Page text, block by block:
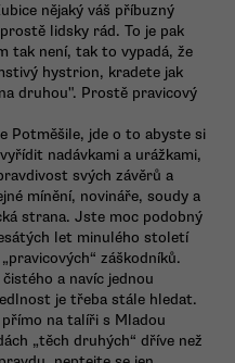
nějaký váš příbuzný
lidsky rád. To je pak
tak není, tak to vypadá, že
hystrion, kradete jak
druhou". Prostě pravicový
Potměšile, jde o to abyste si
nadávkami a urážkami,
svých závěrů a
mínění, novináře, soudy a
strana. Jste moc podobný
let minulého století
záškodníků.
a navíc jednou
je třeba stále hledat.
na talíři s Mladou
„těch druhých“ dříve než